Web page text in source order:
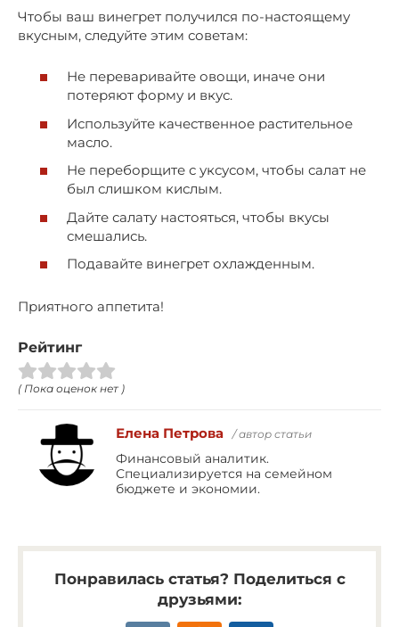
Чтобы ваш винегрет получился по-настоящему
вкусным, следуйте этим советам:
Не переваривайте овощи, иначе они
потеряют форму и вкус.
Используйте качественное растительное
масло.
Не переборщите с уксусом, чтобы салат не
был слишком кислым.
Дайте салату настояться, чтобы вкусы
смешались.
Подавайте винегрет охлажденным.
Приятного аппетита!
Рейтинг
( Пока оценок нет )
Елена Петрова / автор статьи
Финансовый аналитик.
Специализируется на семейном
бюджете и экономии.
Понравилась статья? Поделиться с
друзьями: